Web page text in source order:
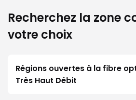
Recherchez la zone
votre choix
Régions ouvertes à la fibre
Très Haut Débit